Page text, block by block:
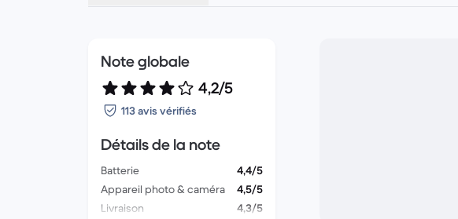
Note globale
4,2/5
113 avis vérifiés
Détails de la note
Batterie
4,4/5
Appareil photo & caméra
4,5/5
Livraison
4,3/5